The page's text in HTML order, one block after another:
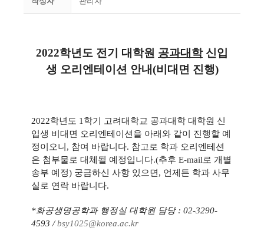
2022학년도 전기 대학원 공과대학신입
생 오리엔테이션 안내(비대면 진행)
2022학년도 1학기 고려대학교 공과대학 대학원 신
입생 비대면 오리엔테이션을 아래와 같이 진행할 예
정이오니, 참여 바랍니다. 참고로 학과 오리엔테션
은 첨부물로 대체될 예정입니다.(추후 E-mail로 개별
송부 예정) 궁금하신 사항 있으면, 언제든 학과 사무
실로 연락 바랍니다.
*화공생명공학과 행정실 대학원 담당 : 02-3290-
4593 /bsy1025@korea.ac.kr